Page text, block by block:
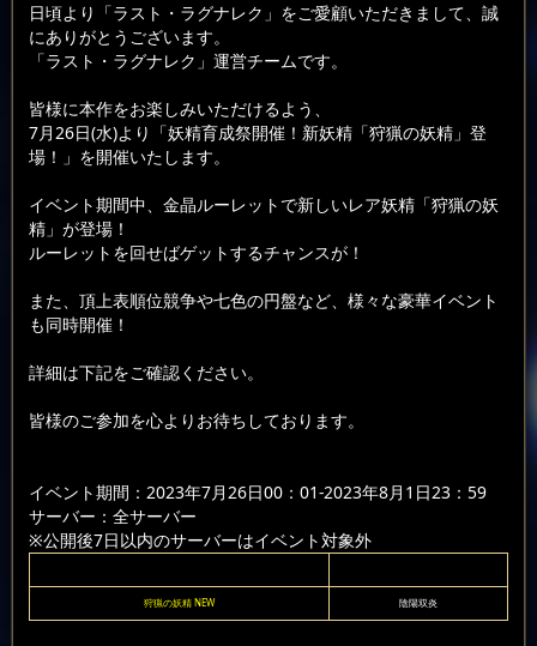
日頃より「ラスト・ラグナレク」をご愛顧いただきまして、誠
にありがとうございます。
「ラスト・ラグナレク」運営チームです。
皆様に本作をお楽しみいただけるよう、
7月26日(水)より「妖精育成祭開催！新妖精「狩猟の妖精」登
場！」を開催いたします。
イベント期間中、金晶ルーレットで新しいレア妖精「狩猟の妖
精」が登場！
ルーレットを回せばゲットするチャンスが！
また、頂上表順位競争や七色の円盤など、様々な豪華イベント
も同時開催！
詳細は下記をご確認ください。
皆様のご参加を心よりお待ちしております。
イベント期間：2023年7月26日00：01-2023年8月1日23：59
サーバー：全サーバー
※公開後7日以内のサーバーはイベント対象外
狩猟の妖精 NEW 陰陽双炎